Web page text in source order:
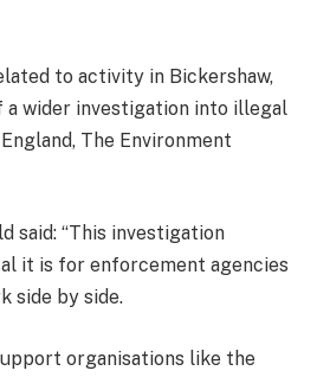
to activity in Bickershaw,
a wider investigation into illegal
The Environment
said: “This investigation
it is for enforcement agencies
side by side.
organisations like the